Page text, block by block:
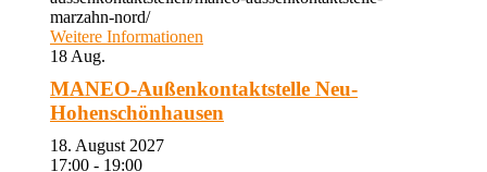
marzahn-nord/
Weitere Informationen
18 Aug.
MANEO-Außenkontaktstelle Neu-
Hohenschönhausen
18. August 2027
17:00 - 19:00